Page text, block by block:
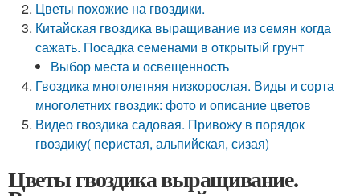
Цветы похожие на гвоздики.
Китайская гвоздика выращивание из семян когда
сажать. Посадка семенами в открытый грунт
Выбор места и освещенность
Гвоздика многолетняя низкорослая. Виды и сорта
многолетних гвоздик: фото и описание цветов
Видео гвоздика садовая. Привожу в порядок
гвоздику( перистая, альпийская, сизая)
Цветы гвоздика выращивание.